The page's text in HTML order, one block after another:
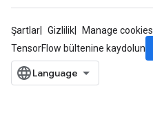
Şartlar Gizlilik
Manage cookies
TensorFlow bültenine kaydolun